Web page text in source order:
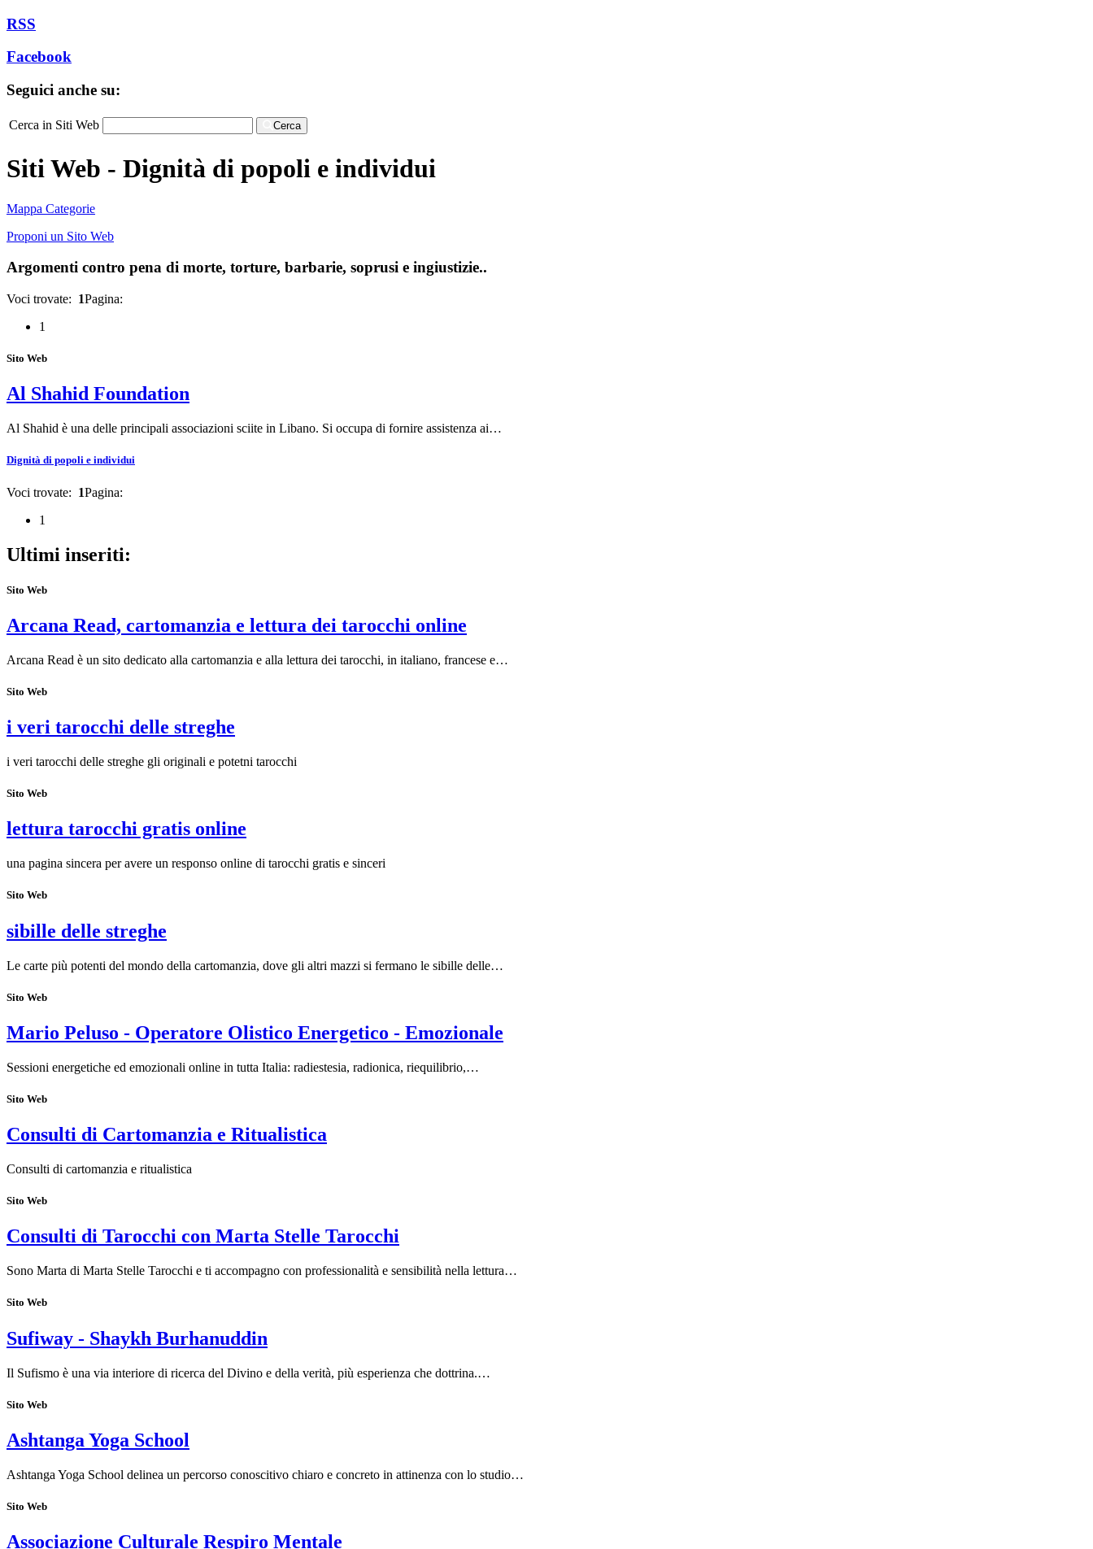
RSS
Facebook
Seguici anche su:
Cerca in Siti Web Cerca
Siti Web - Dignità di popoli e individui
Mappa Categorie
Proponi un Sito Web
Argomenti contro pena di morte, torture, barbarie, soprusi e ingiustizie..
Voci trovate: 1Pagina:
1
Sito Web
Al Shahid Foundation
Al Shahid è una delle principali associazioni sciite in Libano. Si occupa di fornire assistenza ai…
Dignità di popoli e individui
Voci trovate: 1Pagina:
1
Ultimi inseriti:
Sito Web
Arcana Read, cartomanzia e lettura dei tarocchi online
Arcana Read è un sito dedicato alla cartomanzia e alla lettura dei tarocchi, in italiano, francese e…
Sito Web
i veri tarocchi delle streghe
i veri tarocchi delle streghe gli originali e potetni tarocchi
Sito Web
lettura tarocchi gratis online
una pagina sincera per avere un responso online di tarocchi gratis e sinceri
Sito Web
sibille delle streghe
Le carte più potenti del mondo della cartomanzia, dove gli altri mazzi si fermano le sibille delle…
Sito Web
Mario Peluso - Operatore Olistico Energetico - Emozionale
Sessioni energetiche ed emozionali online in tutta Italia: radiestesia, radionica, riequilibrio,…
Sito Web
Consulti di Cartomanzia e Ritualistica
Consulti di cartomanzia e ritualistica
Sito Web
Consulti di Tarocchi con Marta Stelle Tarocchi
Sono Marta di Marta Stelle Tarocchi e ti accompagno con professionalità e sensibilità nella lettura…
Sito Web
Sufiway - Shaykh Burhanuddin
Il Sufismo è una via interiore di ricerca del Divino e della verità, più esperienza che dottrina.…
Sito Web
Ashtanga Yoga School
Ashtanga Yoga School delinea un percorso conoscitivo chiaro e concreto in attinenza con lo studio…
Sito Web
Associazione Culturale Respiro Mentale